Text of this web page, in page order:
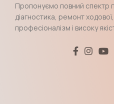
Пропонуємо повний спектр
діагностика, ремонт
професіоналізм і високу